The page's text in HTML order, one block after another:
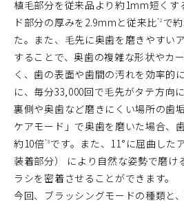
植毛部分を従来品より約1mm短くす
ド部分の厚みを2.9mmと従来比*2 で
た。また、毛先に奥歯を磨きやすい
することで、奥歯の複雑な形状やカ
く、歯の表面や歯間の汚れを効率的
に、毎分33,000回で毛先がタテ方向
裏側や奥歯など磨きにくい場所の歯
ケアモード」で奥歯を磨いた場合、
約10倍*3 です。また、11°に屈曲した
装着部分） により自然な姿勢で磨け
ラシを密着させることができます。
今回、ブラッシングモードの種類と